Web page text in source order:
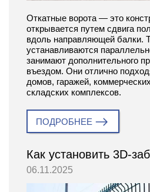
Откатные ворота — это
открывается путем сдвига
вдоль направляющей балки.
устанавливаются
занимают дополнительного
въездом. Они отлично
домов, гаражей,
складских комплексов.
ПОДРОБНЕЕ
Как установить 3D-
06.11.2025